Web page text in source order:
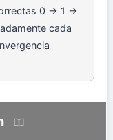
0 → 1 →
cada